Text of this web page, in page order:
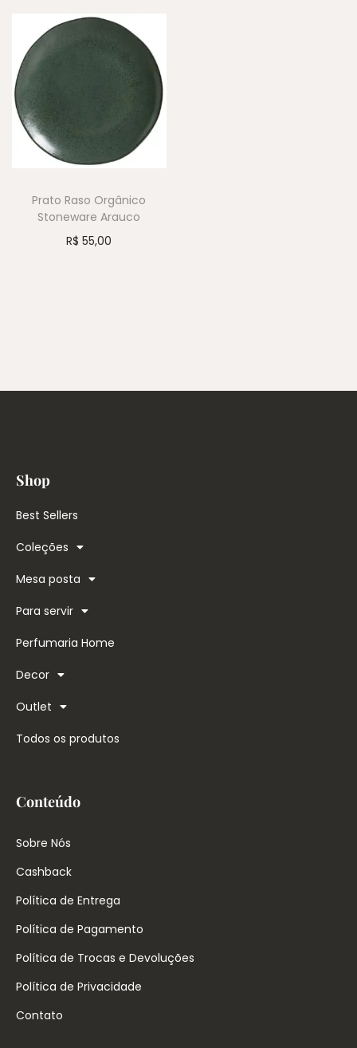
Prato Raso Orgânico
Stoneware Arauco
R$ 55,00
Shop
Best Sellers
Coleções
Mesa posta
Para servir
Perfumaria Home
Decor
Outlet
Todos os produtos
Conteúdo
Sobre Nós
Cashback
Política de Entrega
Política de Pagamento
Política de Trocas e Devoluções
Política de Privacidade
Contato